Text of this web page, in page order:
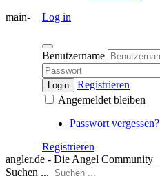
Log in
Benutzername
Login
Registrieren
Angemeldet bleiben
Passwort vergessen?
Registrieren
main-
angler.de - Die Angel Community
Suchen ...